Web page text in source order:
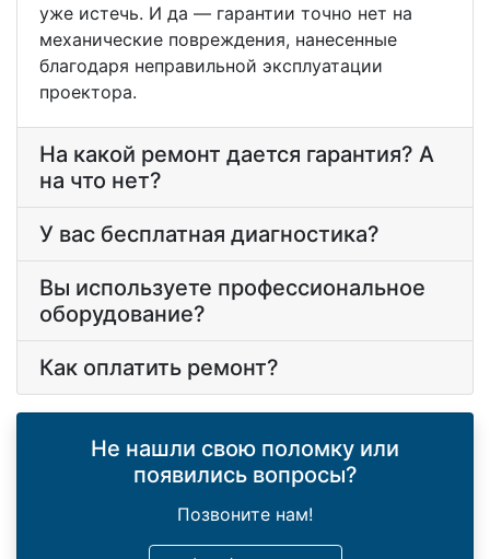
уже истечь. И да — гарантии точно нет на
механические повреждения, нанесенные
благодаря неправильной эксплуатации
проектора.
На какой ремонт дается гарантия? А
на что нет?
У вас бесплатная диагностика?
Вы используете профессиональное
оборудование?
Как оплатить ремонт?
Не нашли свою поломку или
появились вопросы?
Позвоните нам!